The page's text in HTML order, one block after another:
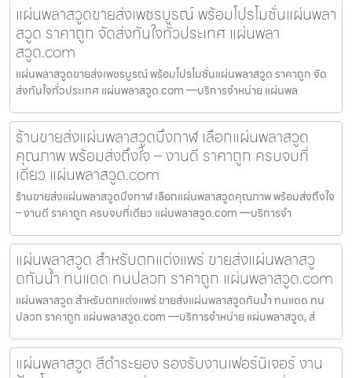
แผ่นพลาสวูดขายส่งเพชรบูรณ์ พร้อมโปรโมชั่นแผ่นพลา
สวูด ราคาถูก จัดส่งทันใจทั่วประเทศ แผ่นพลา
สวูด.com
แผ่นพลาสวูดขายส่งเพชรบูรณ์ พร้อมโปรโมชั่นแผ่นพลาสวูด ราคาถูก จัด
ส่งทันใจทั่วประเทศ แผ่นพลาสวูด.com —บริการจำหน่าย แผ่นพล
ร้านขายส่งแผ่นพลาสวูดบึงกาฬ เลือกแผ่นพลาสวูด
คุณภาพ พร้อมส่งถึงใจ – งานดี ราคาถูก ครบจบที่
เดียว แผ่นพลาสวูด.com
ร้านขายส่งแผ่นพลาสวูดบึงกาฬ เลือกแผ่นพลาสวูดคุณภาพ พร้อมส่งถึงใจ
– งานดี ราคาถูก ครบจบที่เดียว แผ่นพลาสวูด.com —บริการจำ
แผ่นพลาสวูด สำหรับตกแต่งแพร่ ขายส่งแผ่นพลาสวู
ดกันน้ำ ทนแดด ทนปลวก ราคาถูก แผ่นพลาสวูด.com
แผ่นพลาสวูด สำหรับตกแต่งแพร่ ขายส่งแผ่นพลาสวูดกันน้ำ ทนแดด ทน
ปลวก ราคาถูก แผ่นพลาสวูด.com —บริการจำหน่าย แผ่นพลาสวูด, ส่
แผ่นพลาสวูด สีดำระยอง รองรับงานเฟอร์นิเจอร์ งาน